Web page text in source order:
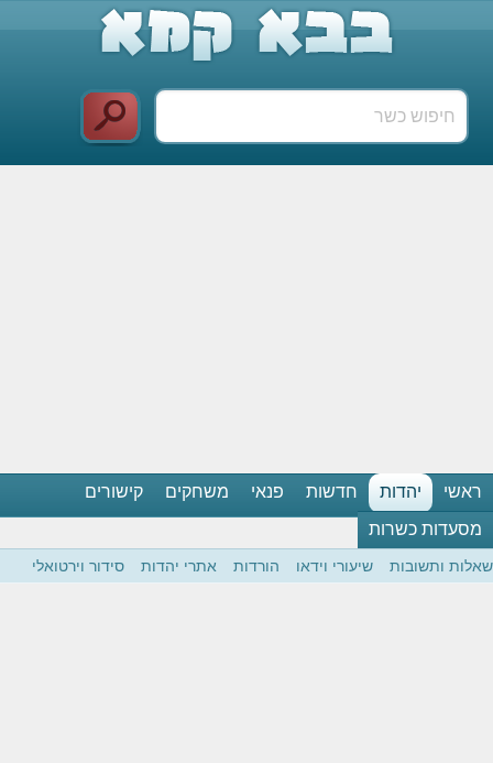
ראשי יהדות חדשות פנאי משחקים
קישורים
מסעדות כשרות
שאלות ותשובות שיעורי וידאו הורדות אתרי יהדות סידור וירטואלי